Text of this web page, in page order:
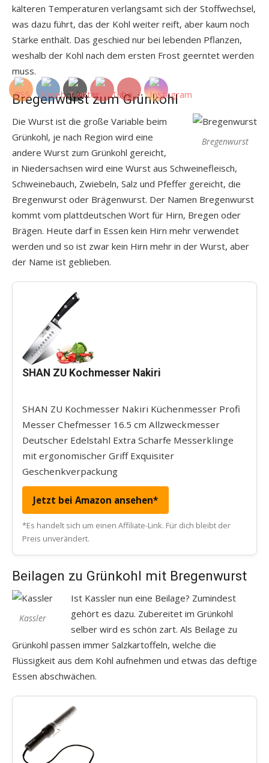
kälteren Temperaturen verlangsamt sich der Stoffwechsel,
was dazu führt, das der Kohl weiter reift, aber kaum noch
Stärke enthält. Das geschied nur bei lebenden Pflanzen,
weshalb der Kohl nach dem ersten Frost geerntet werden
muss.
Bregenwurst zum Grünkohl
Bregenwurst
Die Wurst ist die große Variable beim
Grünkohl, je nach Region wird eine
andere Wurst zum Grünkohl gereicht,
in Niedersachsen wird eine Wurst aus Schweinefleisch,
Schweinebauch, Zwiebeln, Salz und Pfeffer gereicht, die
Bregenwurst oder Brägenwurst. Der Namen Bregenwurst
kommt vom plattdeutschen Wort für Hirn, Bregen oder
Brägen. Heute darf in Essen kein Hirn mehr verwendet
werden und so ist zwar kein Hirn mehr in der Wurst, aber
der Name ist geblieben.
SHAN ZU Kochmesser Nakiri
SHAN ZU Kochmesser Nakiri Küchenmesser Profi
Messer Chefmesser 16.5 cm Allzweckmesser
Deutscher Edelstahl Extra Scharfe Messerklinge
mit ergonomischer Griff Exquisiter
Geschenkverpackung
Jetzt bei Amazon ansehen*
*Es handelt sich um einen Affiliate-Link. Für dich bleibt der
Preis unverändert.
Beilagen zu Grünkohl mit Bregenwurst
Kassler
Ist Kassler nun eine Beilage? Zumindest
gehört es dazu. Zubereitet im Grünkohl
selber wird es schön zart. Als Beilage zu
Grünkohl passen immer Salzkartoffeln, welche die
Flüssigkeit aus dem Kohl aufnehmen und etwas das deftige
Essen abschwächen.